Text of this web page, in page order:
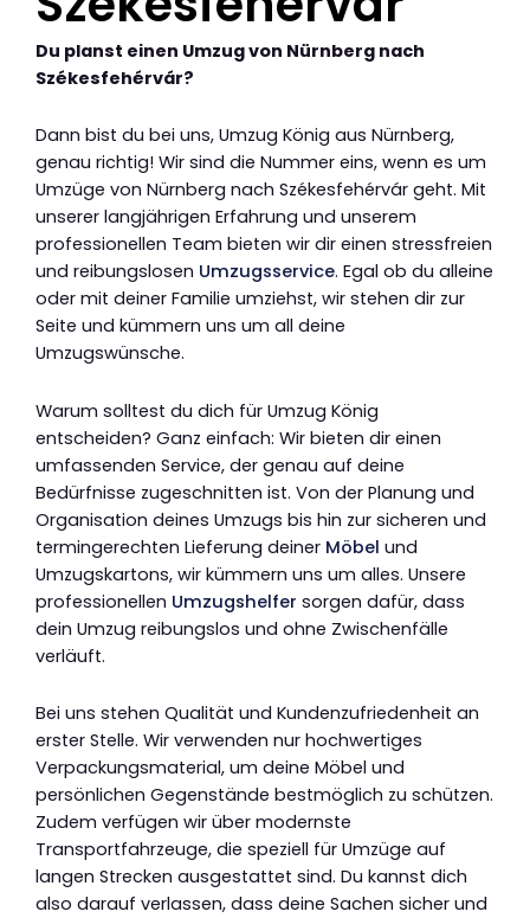
Du planst einen Umzug von Nürnberg nach
Székesfehérvár?
Dann bist du bei uns, Umzug König aus Nürnberg,
genau richtig! Wir sind die Nummer eins, wenn es um
Umzüge von Nürnberg nach Székesfehérvár geht. Mit
unserer langjährigen Erfahrung und unserem
professionellen Team bieten wir dir einen stressfreien
und reibungslosen Umzugsservice. Egal ob du alleine
oder mit deiner Familie umziehst, wir stehen dir zur
Seite und kümmern uns um all deine
Umzugswünsche.
Warum solltest du dich für Umzug König
entscheiden? Ganz einfach: Wir bieten dir einen
umfassenden Service, der genau auf deine
Bedürfnisse zugeschnitten ist. Von der Planung und
Organisation deines Umzugs bis hin zur sicheren und
termingerechten Lieferung deiner Möbel und
Umzugskartons, wir kümmern uns um alles. Unsere
professionellen Umzugshelfer sorgen dafür, dass
dein Umzug reibungslos und ohne Zwischenfälle
verläuft.
Bei uns stehen Qualität und Kundenzufriedenheit an
erster Stelle. Wir verwenden nur hochwertiges
Verpackungsmaterial, um deine Möbel und
persönlichen Gegenstände bestmöglich zu schützen.
Zudem verfügen wir über modernste
Transportfahrzeuge, die speziell für Umzüge auf
langen Strecken ausgestattet sind. Du kannst dich
also darauf verlassen, dass deine Sachen sicher und